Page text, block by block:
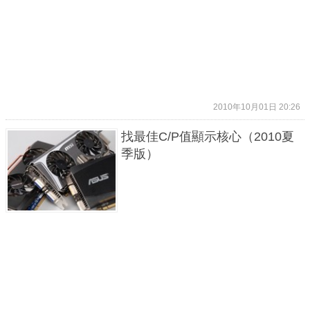
2010年10月01日 20:26
找最佳C/P值顯示核心（2010夏
季版）